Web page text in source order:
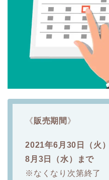
《販売期間 》
2021年6月30日（火
8月3日（水）まで
※なくなり次第終了